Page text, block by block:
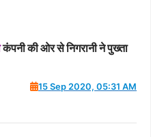
कंपनी की ओर से निगरानी ने पुख्ता
15 Sep 2020, 05:31 AM